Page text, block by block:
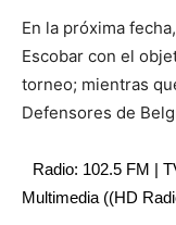
En la próxima
Escobar con el
torneo; mientras
Defensores de
Radio: 102.5 FM |
Multimedia ((HD